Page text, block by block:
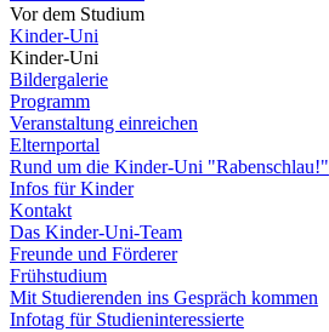
Vor dem Studium
Kinder-Uni
Kinder-Uni
Bildergalerie
Programm
Veranstaltung einreichen
Elternportal
Rund um die Kinder-Uni "Rabenschlau!"
Infos für Kinder
Kontakt
Das Kinder-Uni-Team
Freunde und Förderer
Frühstudium
Mit Studierenden ins Gespräch kommen
Infotag für Studieninteressierte